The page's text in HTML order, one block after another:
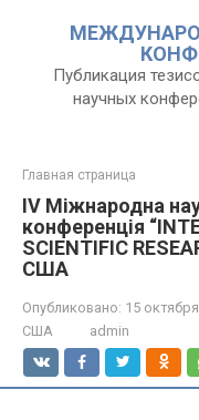
Публикация
научных
Главная страница
IV Міжнародна
конференція
SCIENTIFIC
США
Опубликовано: 15
США
admin